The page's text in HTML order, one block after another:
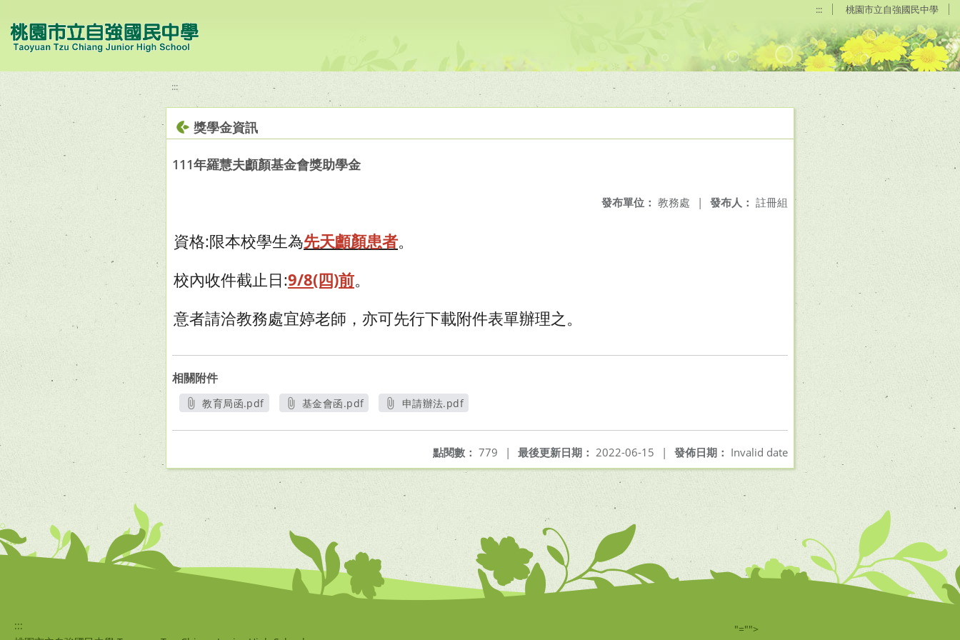
::: 桃園市立自強國民中學
:::
獎學金資訊
111年羅慧夫顱顏基金會獎助學金
發布人： 註冊組
發布單位： 教務處 |
資格:限本校學生為先天顱顏患者。
校內收件截止日:9/8(四)前。
意者請洽教務處宜婷老師，亦可先行下載附件表單辦理之。
相關附件
教育局函.pdf
基金會函.pdf
申請辦法.pdf
發佈日期： Invalid date
最後更新日期： 2022-06-15 |
點閱數： 779 |
:::
"="">